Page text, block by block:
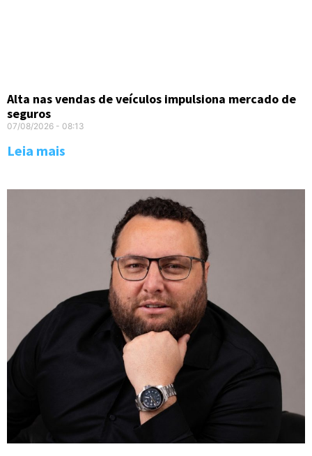
Alta nas vendas de veículos impulsiona mercado de
seguros
07/08/2026 08:13
Leia mais